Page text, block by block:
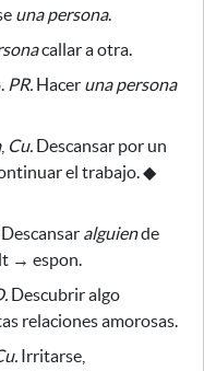
una persona.
callar a otra.
PR. Hacer una persona
, Cu. Descansar por un
el trabajo.◆
Descansar alguiende
→ espon.
Descubrir algo
relaciones amorosas.
Irritarse,